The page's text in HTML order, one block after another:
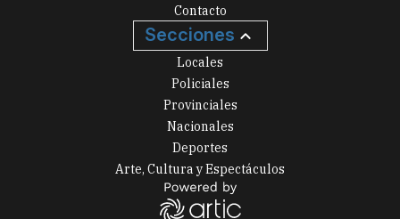
Contacto
Secciones
Locales
Policiales
Provinciales
Nacionales
Deportes
Arte, Cultura y Espectáculos